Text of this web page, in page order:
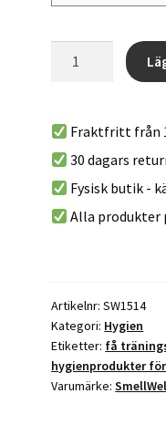
Black
Zebra
mängd
Fraktfritt från
30 dagars
Fysisk butik -
Alla produkter
Artikelnr:SW1514
Kategori: Hygien
Etiketter: få
hygienprodukter
Varumärke: